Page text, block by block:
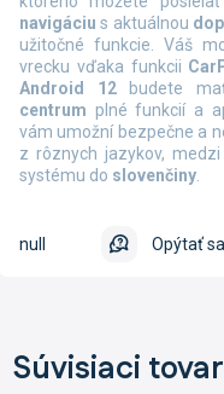
navigácius aktuálnou
užitočné funkcie. Váš
vrecku vďaka funkcii
Android 12budete
centrum plné funkcií a
vám umožní bezpečne a
z rôznych jazykov,
systému do slovenčiny.
Opýtať sa
null
Súvisiaci tovar